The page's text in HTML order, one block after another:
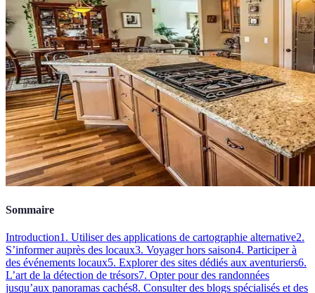
Sommaire
Introduction1. Utiliser des applications de cartographie alternative2.
S’informer auprès des locaux3. Voyager hors saison4. Participer à
des événements locaux5. Explorer des sites dédiés aux aventuriers6.
L’art de la détection de trésors7. Opter pour des randonnées
jusqu’aux panoramas cachés8. Consulter des blogs spécialisés et des